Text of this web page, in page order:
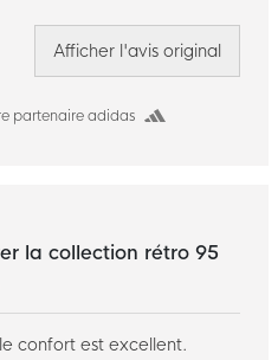
partenaire adidas
Afficher l'avis original
la collection rétro 95
confort est excellent.